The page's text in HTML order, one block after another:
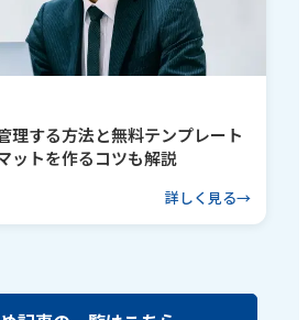
理する方法と無料テンプレート
ットを作るコツも解説
詳しく見る